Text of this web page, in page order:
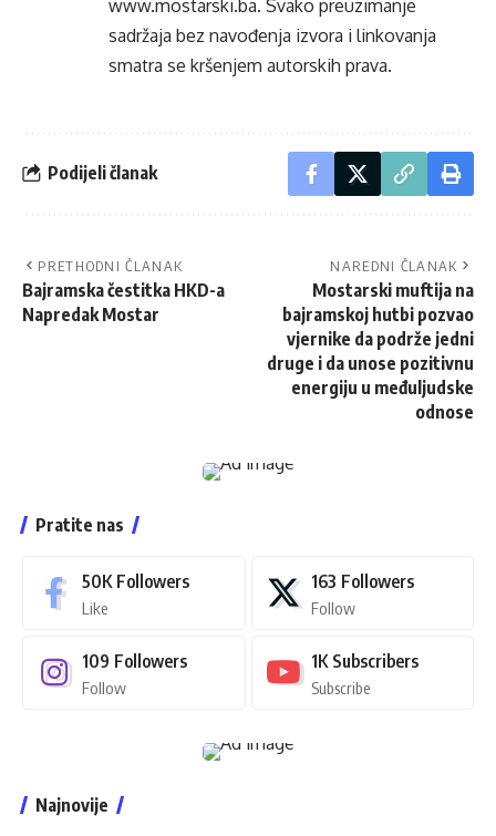
www.mostarski.ba. Svako preuzimanje
sadržaja bez navođenja izvora i linkovanja
smatra se kršenjem autorskih prava.
Podijeli članak
PRETHODNI ČLANAK
Bajramska čestitka HKD-a
Napredak Mostar
NAREDNI ČLANAK
Mostarski muftija na
bajramskoj hutbi pozvao
vjernike da podrže jedni
druge i da unose pozitivnu
energiju u međuljudske
odnose
Pratite nas
50K Followers
Like
163 Followers
Follow
109 Followers
Follow
1K Subscribers
Subscribe
Najnovije